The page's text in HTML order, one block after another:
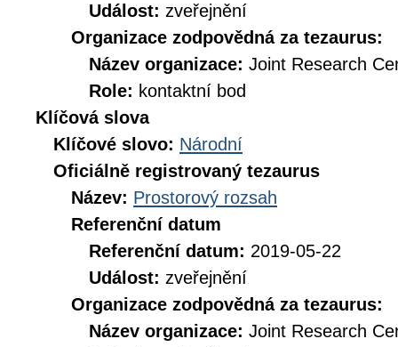
Událost: zveřejnění
Organizace zodpovědná za tezaurus:
Název organizace: Joint Research
Role: kontaktní bod
Klíčová slova
Klíčové slovo: Národní
Oficiálně registrovaný tezaurus
Název: Prostorový rozsah
Referenční datum
Referenční datum: 2019-05-22
Událost: zveřejnění
Organizace zodpovědná za tezaurus:
Název organizace: Joint Research